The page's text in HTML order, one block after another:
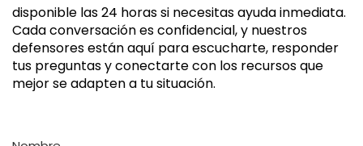
disponible las 24 horas si necesitas ayuda inmediata.
Cada conversación es confidencial, y nuestros
defensores están aquí para escucharte, responder
tus preguntas y conectarte con los recursos que
mejor se adapten a tu situación.